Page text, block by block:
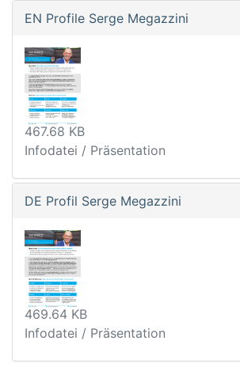
EN Profile Serge Megazzini
467.68 KB
Infodatei / Präsentation
DE Profil Serge Megazzini
469.64 KB
Infodatei / Präsentation